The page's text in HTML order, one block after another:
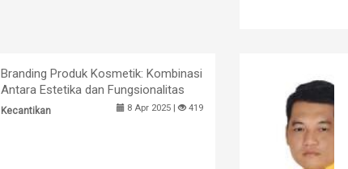
Branding Produk Kosmetik: Kombinasi
Antara Estetika dan Fungsionalitas
Kecantikan 8 Apr 2025 | 419